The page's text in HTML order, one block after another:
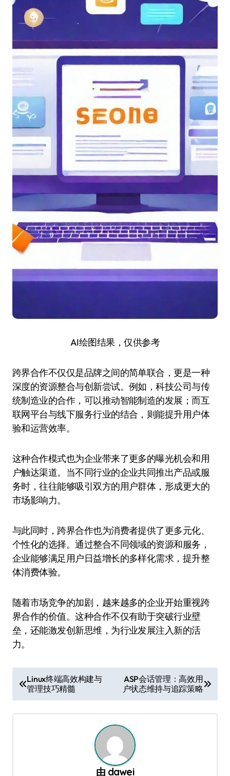
AI绘图结果，仅供参考
跨界合作不仅仅是品牌之间的简单联合，更是一种
深度的资源整合与创新尝试。例如，科技公司与传
统制造业的合作，可以推动智能制造的发展；而互
联网平台与线下服务行业的结合，则能提升用户体
验和运营效率。
这种合作模式也为企业带来了更多的曝光机会和用
户触达渠道。当不同行业的企业共同推出产品或服
务时，往往能够吸引双方的用户群体，形成更大的
市场影响力。
与此同时，跨界合作也为消费者提供了更多元化、
个性化的选择。通过整合不同领域的资源和服务，
企业能够满足用户日益增长的多样化需求，提升整
体消费体验。
随着市场竞争的加剧，越来越多的企业开始重视跨
界合作的价值。这种合作不仅有助于突破行业壁
垒，还能激发创新思维，为行业发展注入新的活
力。
章
导
Linux终端高效构建与
管理技巧精髓
ASP会话管理：高效用
户状态维持与追踪策略
由 dawei